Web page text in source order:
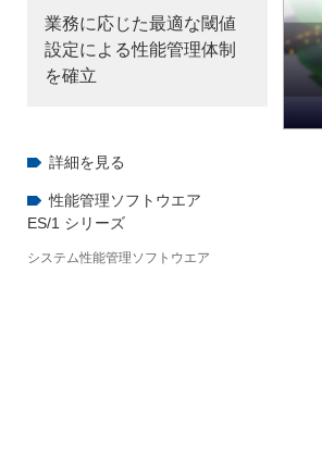
業務に応じた最適な閾値
設定による性能管理体制
を確立
詳細を見る
性能管理ソフトウエア
ES/1 シリーズ
システム性能管理ソフトウエア